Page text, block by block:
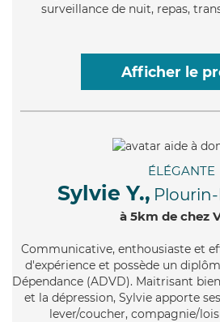
surveillance de nuit, repas,
Afficher le
ÉLÉGANTE
Sylvie Y.,
à 5km de chez
Communicative, enthousiaste et
d'expérience et possède un
Dépendance (ADVD). Maitrisant
et la dépression, Sylvie apporte
lever/coucher, compagnie/